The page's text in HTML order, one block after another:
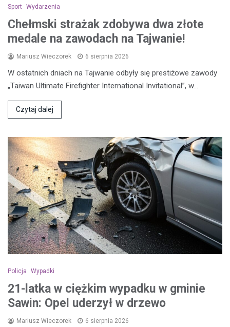
Sport Wydarzenia
Chełmski strażak zdobywa dwa złote
medale na zawodach na Tajwanie!
Mariusz Wieczorek 6 sierpnia 2026
W ostatnich dniach na Tajwanie odbyły się prestiżowe zawody
„Taiwan Ultimate Firefighter International Invitational”, w…
Czytaj dalej
Policja Wypadki
21-latka w ciężkim wypadku w gminie
Sawin: Opel uderzył w drzewo
Mariusz Wieczorek 6 sierpnia 2026